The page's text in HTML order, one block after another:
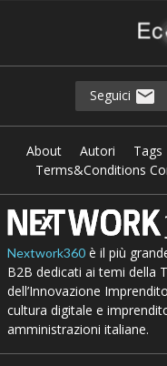
Seguici
About Autori Tags
Terms&Conditions
Nextwork360è il più
B2B dedicati ai temi della
dell’Innovazione
cultura digitale e
amministrazioni italiane.